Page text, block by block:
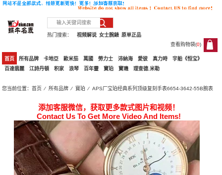
热门搜索： 原单正品
女士腕錶
视频解说
查看购物袋(0)
0
首页 所有品牌 卡地亞 歐米茄 萬國 勞力士 沛納海 愛彼 真力時
宇舶《恒宝》
百達翡麗
江詩丹頓 积家 浪琴 百年靈 寶珀 寶璣 理查德.米勒
您当前位置：首页 ⁄所有品牌 ⁄寶珀 ⁄ APS厂宝珀经典系列顶级复刻手表6654-3642-55B腕表
添加客服微信，获取更多款式图片和视频！
Contact Us To Get More Video And Items!